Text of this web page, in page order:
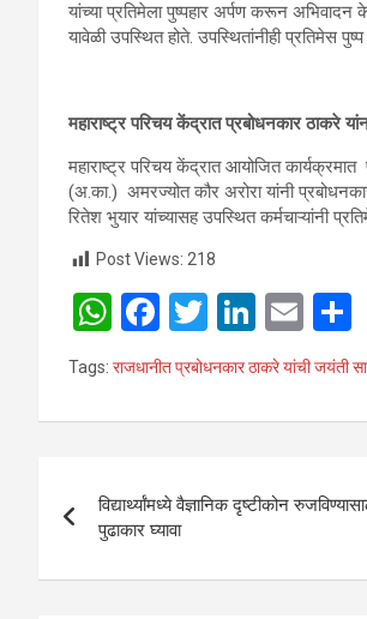
यांच्या प्रतिमेला पुष्पहार अर्पण करून
यावेळी उपस्थित होते. उपस्थितांनीही प्रतिमेस
महाराष्ट्र परिचय केंद्रात प्रबोधनकार ठाकरे
महाराष्ट्र परिचय केंद्रात आयोजित
(अ.का.) अमरज्योत कौर अरोरा यांनी
रितेश भुयार यांच्यासह उपस्थित कर्मचाऱ्यांनी
Post Views: 218
W
h
at
s
p
p
F
a
ce
b
o
k
T
wi
tt
er
Li
n
ke
dI
E
m
ail
Tags: राजधानीत प्रबोधनकार ठाकरे यांची जयंती
navigation
विद्यार्थ्यांमध्ये वैज्ञानिक दृष्टीकोन
पुढाकार घ्यावा